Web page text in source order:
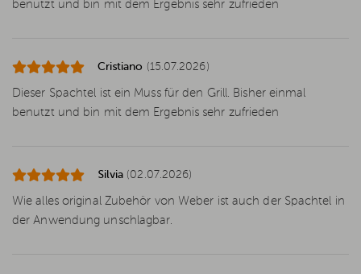
benutzt und bin mit dem Ergebnis sehr zufrieden
Cristiano (15.07.2026)
Dieser Spachtel ist ein Muss für den Grill. Bisher einmal
benutzt und bin mit dem Ergebnis sehr zufrieden
Silvia (02.07.2026)
Wie alles original Zubehör von Weber ist auch der Spachtel in
der Anwendung unschlagbar.